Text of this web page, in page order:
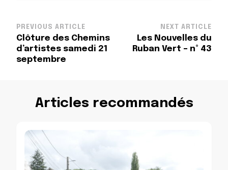
Post
Navigation
PREVIOUS ARTICLE
Clôture des Chemins
d’artistes samedi 21
septembre
NEXT ARTICLE
Les Nouvelles du
Ruban Vert – n° 43
Articles recommandés